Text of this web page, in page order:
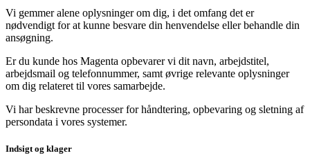
Vi gemmer alene oplysninger om dig, i det omfang det er
nødvendigt for at kunne besvare din henvendelse eller behandle din
ansøgning.
Er du kunde hos Magenta opbevarer vi dit navn, arbejdstitel,
arbejdsmail og telefonnummer, samt øvrige relevante oplysninger
om dig relateret til vores samarbejde.
Vi har beskrevne processer for håndtering, opbevaring og sletning af
persondata i vores systemer.
Indsigt og klager